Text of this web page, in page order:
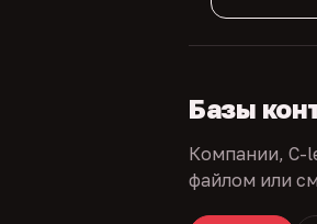
Базы
Компании, C-
файлом или